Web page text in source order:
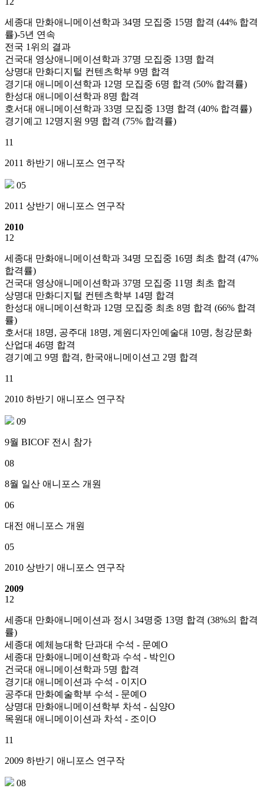
세종대 만화애니메이션학과 34명 모집중 15명 합격 (44% 합격
률)-5년 연속
전국 1위의 결과
건국대 영상애니메이션학과 37명 모집중 13명 합격
상명대 만화디지털 컨텐츠학부 9명 합격
경기대 애니메이션학과 12명 모집중 6명 합격 (50% 합격률)
한성대 애니메이션학과 8명 합격
호서대 애니메이션학과 33명 모집중 13명 합격 (40% 합격률)
경기예고 12명지원 9명 합격 (75% 합격률)
11
2011 하반기 애니포스 연구작
05
2011 상반기 애니포스 연구작
2010
12
세종대 만화애니메이션학과 34명 모집중 16명 최초 합격 (47%
합격률)
건국대 영상애니메이션학과 37명 모집중 11명 최초 합격
상명대 만화디지털 컨텐츠학부 14명 합격
한성대 애니메이션학과 12명 모집중 최초 8명 합격 (66% 합격
률)
호서대 18명, 공주대 18명, 계원디자인예술대 10명, 청강문화
산업대 46명 합격
경기예고 9명 합격, 한국애니메이션고 2명 합격
11
2010 하반기 애니포스 연구작
09
9월 BICOF 전시 참가
08
8월 일산 애니포스 개원
06
대전 애니포스 개원
05
2010 상반기 애니포스 연구작
2009
12
세종대 만화애니메이션과 정시 34명중 13명 합격 (38%의 합격
률)
세종대 예체능대학 단과대 수석 - 문예O
세종대 만화애니메이션학과 수석 - 박인O
건국대 애니메이션학과 5명 합격
경기대 애니메이션과 수석 - 이지O
공주대 만화예술학부 수석 - 문예O
상명대 만화애니메이션학부 차석 - 심양O
목원대 애니메이이션과 차석 - 조이O
11
2009 하반기 애니포스 연구작
08